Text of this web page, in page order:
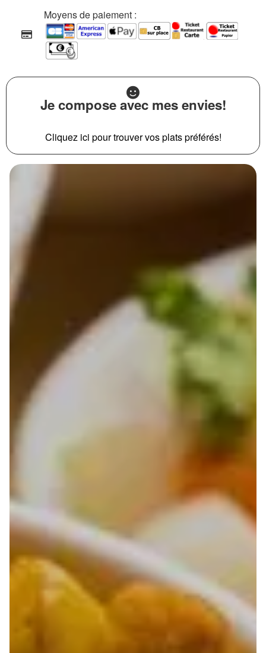
Moyens de paiement :
Je compose avec mes envies!
Cliquez ici pour trouver vos plats préférés!